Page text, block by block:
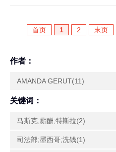
控，该硬件制造商对其进行报复
首页
1 2 末页
作者：
AMANDA GERUT(11)
关键词：
马斯克;薪酬;特斯拉(2)
司法部;墨西哥;洗钱(1)